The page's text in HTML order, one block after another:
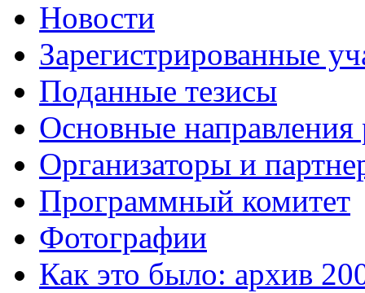
Новости
Зарегистрированные
Поданные тезисы
Основные направления
Организаторы и
Программный комитет
Фотографии
Как это было: архив